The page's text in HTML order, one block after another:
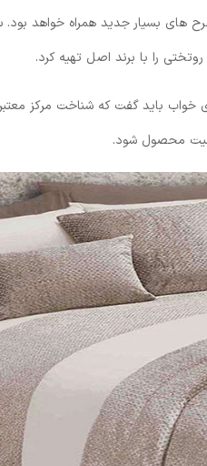
بسیار جدید همراه خواهد بود.
را با برند اصل تهیه کرد.
خواب باید گفت که شناخت مرکز معتبر
محصول شود.